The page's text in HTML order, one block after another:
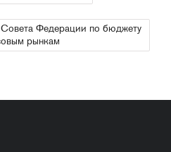
Федерации по бюджету
рынкам